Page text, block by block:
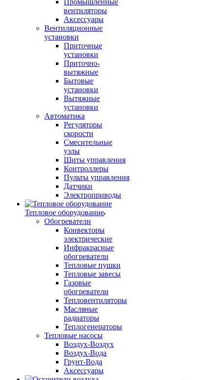
Промышленные
вентиляторы
Аксессуары
Вентиляционные
установки
Приточные
установки
Приточно-
вытяжные
Бытовые
установки
Вытяжные
установки
Автоматика
Регуляторы
скорости
Смесительные
узлы
Щиты управления
Контроллеры
Пульты управления
Датчики
Электроприводы
Тепловое оборудование
Обогреватели
Конвекторы
электрические
Инфракрасные
обогреватели
Тепловые пушки
Тепловые завесы
Газовые
обогреватели
Тепловентиляторы
Масляные
радиаторы
Теплогенераторы
Тепловые насосы
Воздух-Воздух
Воздух-Вода
Грунт-Вода
Аксессуары